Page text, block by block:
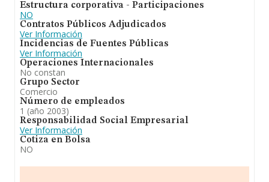
Estructura corporativa - Participaciones
NO
Contratos Públicos Adjudicados
Ver Información
Incidencias de Fuentes Públicas
Ver Información
Operaciones Internacionales
No constan
Grupo Sector
Comercio
Número de empleados
1 (año 2003)
Responsabilidad Social Empresarial
Ver Información
Cotiza en Bolsa
NO